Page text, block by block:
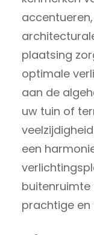
plaatsing
optimale
aan de
uw tuin of
een
prachtige en